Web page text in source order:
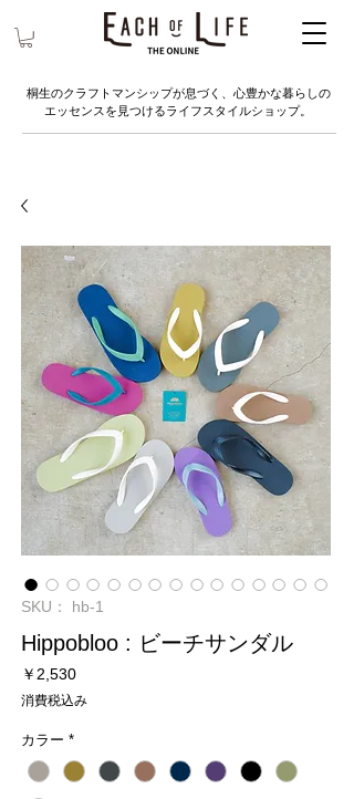
桐生のクラフトマンシップが息づく、心豊かな暮らしの
エッセンスを見つけるライフスタイルショップ。
SKU： hb-1
Hippobloo : ビーチサンダル
￥2,530価
格
消費税込み
カラー *